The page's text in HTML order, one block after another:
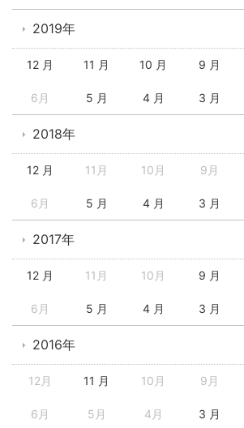
2019年
12 月 11 月 10 月 9 月
6月 5 月 4 月 3 月
2018年
12 月 11月 10月 9月
6月 5 月 4 月 3 月
2017年
12 月 11月 10月 9 月
6月 5 月 4 月 3 月
2016年
12月 11 月 10月 9月
6月 5月 4月 3 月